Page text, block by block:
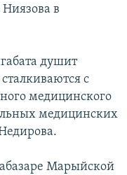
в
душит
с
медицинского
медицинских
Марыйской